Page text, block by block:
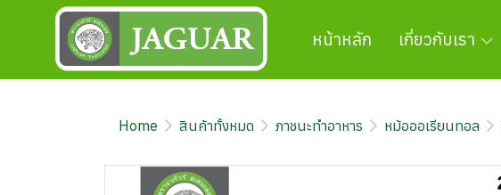
หน้าหลัก เกี่ยวกับเรา
Home สินค้าทั้งหมด ภาชนะทำอาหาร หม้อออเรียนทอล